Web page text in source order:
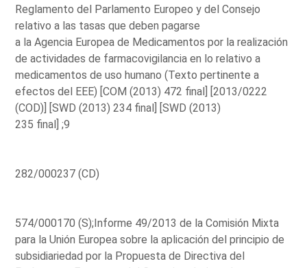
Reglamento del Parlamento Europeo y del Consejo
relativo a las tasas que deben pagarse
a la Agencia Europea de Medicamentos por la realización
de actividades de farmacovigilancia en lo relativo a
medicamentos de uso humano (Texto pertinente a
efectos del EEE) [COM (2013) 472 final] [2013/0222
(COD)] [SWD (2013) 234 final] [SWD (2013)
235 final] ;9
282/000237 (CD)
574/000170 (S);Informe 49/2013 de la Comisión Mixta
para la Unión Europea sobre la aplicación del principio de
subsidiariedad por la Propuesta de Directiva del